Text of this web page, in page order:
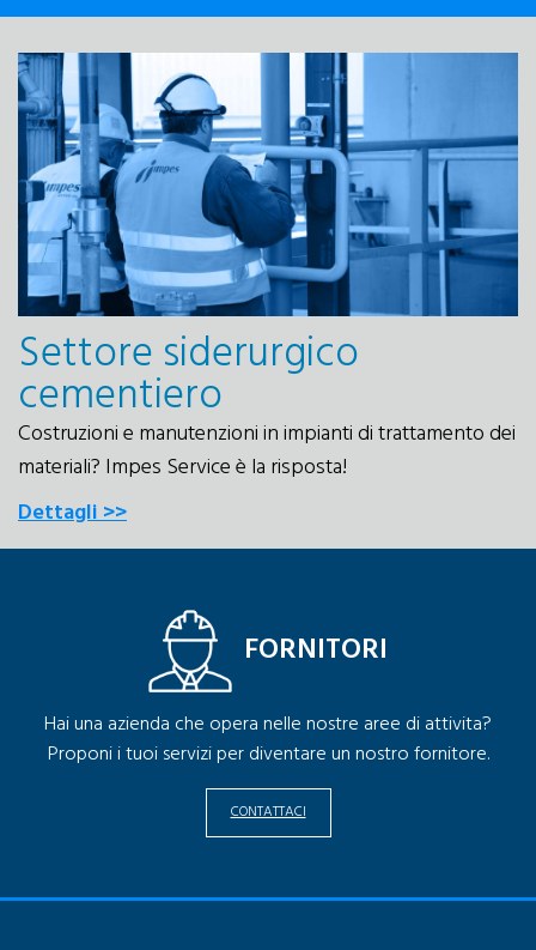
Settore siderurgico
cementiero
Costruzioni e manutenzioni in impianti di trattamento dei
materiali? Impes Service è la risposta!
Dettagli >>
FORNITORI
Hai una azienda che opera nelle nostre aree di attivita?
Proponi i tuoi servizi per diventare un nostro fornitore.
CONTATTACI